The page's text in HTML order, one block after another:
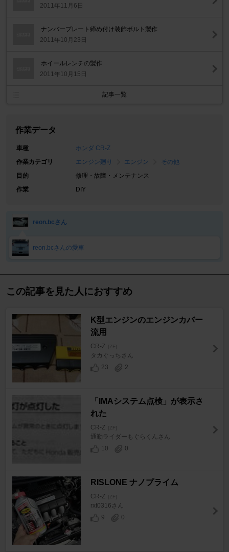
2011年11月6日
ナンバープレート締め付け装飾ボルト製作
2011年10月23日
ホイールレンチの製作
2011年10月15日
記事一覧
作業データ
車種
ホンダ CR-Z
作業カテゴリ
エンジン廻り エンジン
その他
目的
修理・故障・メンテナンス
作業
DIY
reon.bcさん
reon.bcさんの愛車
この記事を見た人におすすめ
K型エンジンのエンジンカバー
流用
CR-Z [ZF]
タカぐっちさん
23
2
「IMAシステム点検」が表示さ
れた
CR-Z [ZF]
通勤ライダーもぐらくんさん
10
0
RISLONE ナノプライム
CR-Z [ZF]
rxt0316さん
9
0